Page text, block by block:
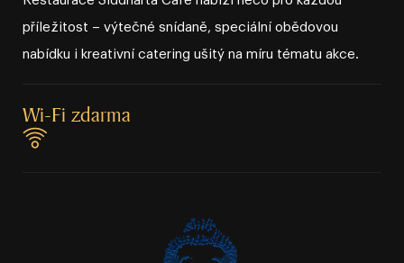
příležitost – výtečné snídaně, speciální obědovou
nabídku i kreativní catering ušitý na míru tématu akce.
Wi⁠-⁠Fi zdarma